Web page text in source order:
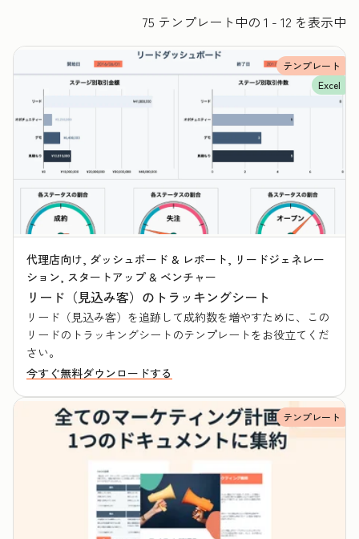
75 テンプレート中の 1 - 12 を表示中
テンプレート
Excel
代理店向け, ダッシュボード & レポート, リードジェネレー
ション, スタートアップ & ベンチャー
リード（見込み客）のトラッキングシート
リード（見込み客）を追跡して成約数を増やすために、この
リードのトラッキングシートのテンプレートをお役立てくだ
さい。
今すぐ無料ダウンロードする
テンプレート